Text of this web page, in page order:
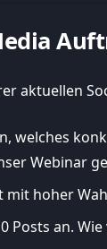
aktuellen
welches
Webinar
mit hoher
Posts an.